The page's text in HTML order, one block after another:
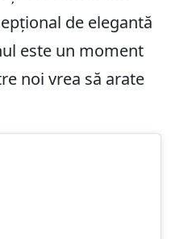
de elegantă
este un moment
noi vrea să arate